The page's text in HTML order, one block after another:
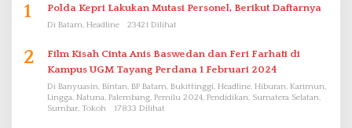
1 Polda Kepri Lakukan Mutasi Personel, Berikut Daftarnya
Di Batam, Headline 23421 Dilihat
2
Film Kisah Cinta Anis Baswedan dan Feri Farhati di
Kampus UGM Tayang Perdana 1 Februari 2024
Di Banyuasin, Bintan, BP Batam, Bukittinggi, Headline, Hiburan, Karimun,
Lingga, Natuna, Palembang, Pemilu 2024, Pendidikan, Sumatera Selatan,
Sumbar, Tokoh
17833 Dilihat